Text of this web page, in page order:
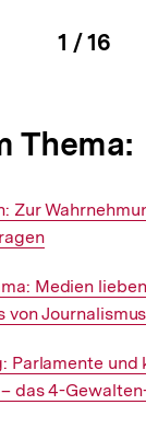
1
von
/16
Thema:
Zur
Medien
von
Parlamente und
das 4-